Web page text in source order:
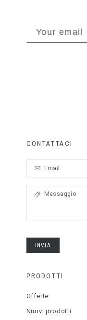
CONTATTACI
INVIA
PRODOTTI
Offerte
Nuovi prodotti